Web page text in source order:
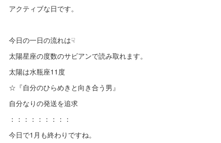
アクティブな日です。
今日の一日の流れは☟
太陽星座の度数のサビアンで読み取れます。
太陽は水瓶座11度
☆『自分のひらめきと向き合う男』
自分なりの発送を追求
：：：：：：：：：
今日で1月も終わりですね。